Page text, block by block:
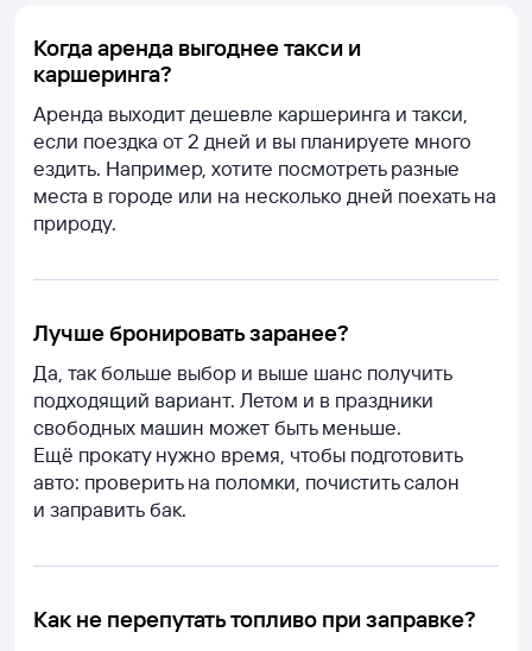
Когда аренда выгоднее такси и
каршеринга?
Аренда выходит дешевле каршеринга и такси,
если поездка от 2 дней и вы планируете много
ездить. Например, хотите посмотреть разные
места в городе или на несколько дней поехать на
природу.
Лучше бронировать заранее?
Да, так больше выбор и выше шанс получить
подходящий вариант. Летом и в праздники
свободных машин может быть меньше.
Ещё прокату нужно время, чтобы подготовить
авто: проверить на поломки, почистить салон
и заправить бак.
Как не перепутать топливо при заправке?